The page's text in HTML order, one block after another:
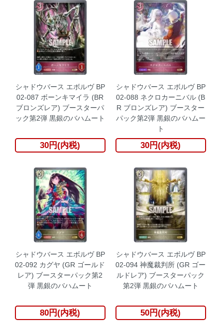
シャドウバース エボルヴ BP
02-087 ボーンキマイラ (BR
ブロンズレア) ブースターパ
ック第2弾 黒銀のバハムート
30円(内税)
シャドウバース エボルヴ BP
02-088 ネクロカーニバル (B
R ブロンズレア) ブースター
パック第2弾 黒銀のバハムー
ト
30円(内税)
シャドウバース エボルヴ BP
02-092 カグヤ (GR ゴールド
レア) ブースターパック第2
弾 黒銀のバハムート
80円(内税)
シャドウバース エボルヴ BP
02-094 神魔裁判所 (GR ゴー
ルドレア) ブースターパック
第2弾 黒銀のバハムート
50円(内税)